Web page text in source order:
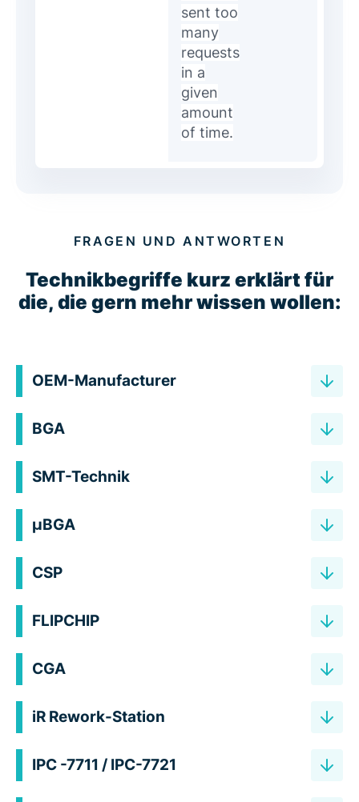
sent too
many
requests
in a
given
amount
of time.
FRAGEN UND ANTWORTEN
Technikbegriffe kurz erklärt für
die, die gern mehr wissen wollen:
OEM-Manufacturer
BGA
SMT-Technik
µBGA
CSP
FLIPCHIP
CGA
iR Rework-Station
IPC -7711 / IPC-7721